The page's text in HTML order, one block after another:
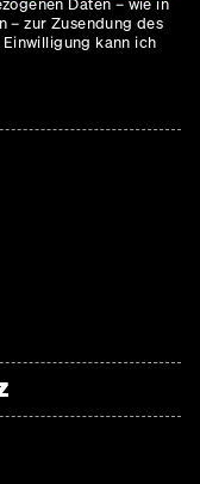
– zur Zusendung des
kann ich